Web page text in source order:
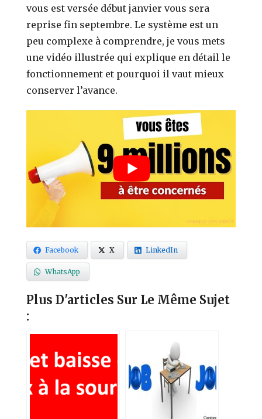
vous est versée début janvier vous sera
reprise fin septembre. Le système est un
peu complexe à comprendre, je vous mets
une vidéo illustrée qui explique en détail le
fonctionnement et pourquoi il vaut mieux
conserver l’avance.
Facebook X LinkedIn
WhatsApp
Plus D'articles Sur Le Même Sujet
: